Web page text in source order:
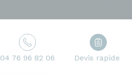
04 76 96 82 06 Devis rapide